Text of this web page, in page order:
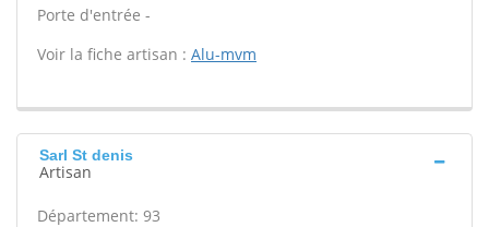
Porte d'entrée -
Voir la fiche artisan : Alu-mvm
Sarl St denis
Artisan
Département: 93